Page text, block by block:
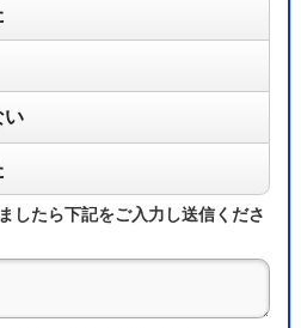
い
したら下記をご入力し送信くださ